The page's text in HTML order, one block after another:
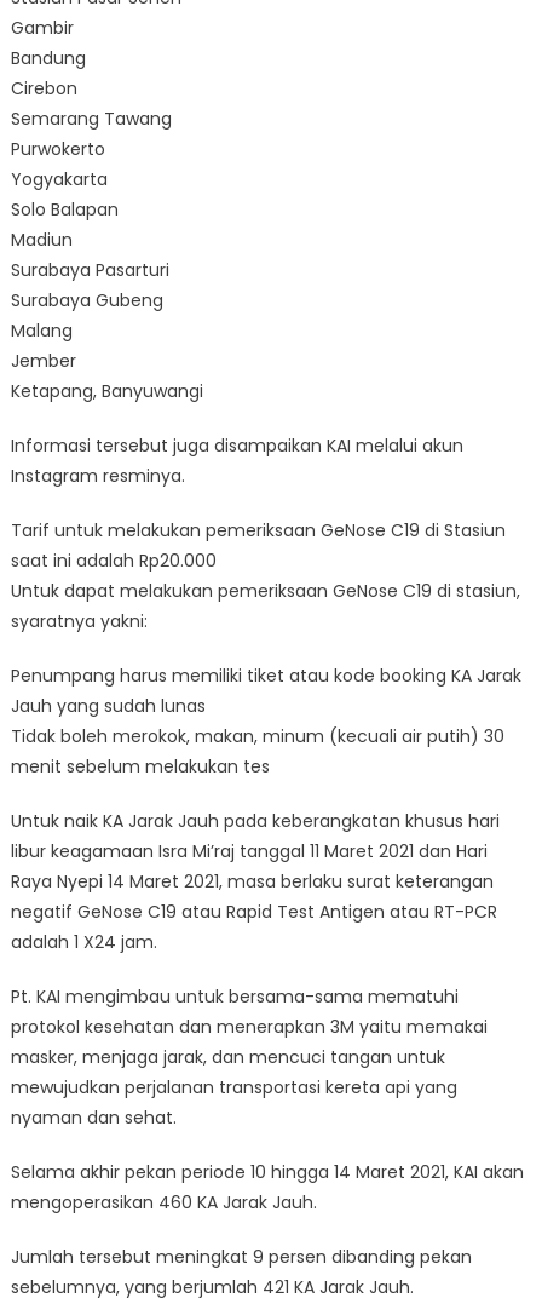
Gambir
Bandung
Cirebon
Semarang Tawang
Purwokerto
Yogyakarta
Solo Balapan
Madiun
Surabaya Pasarturi
Surabaya Gubeng
Malang
Jember
Ketapang, Banyuwangi
Informasi tersebut juga disampaikan KAI melalui akun
Instagram resminya.
Tarif untuk melakukan pemeriksaan GeNose C19 di Stasiun
saat ini adalah Rp20.000
Untuk dapat melakukan pemeriksaan GeNose C19 di stasiun,
syaratnya yakni:
Penumpang harus memiliki tiket atau kode booking KA Jarak
Jauh yang sudah lunas
Tidak boleh merokok, makan, minum (kecuali air putih) 30
menit sebelum melakukan tes
Untuk naik KA Jarak Jauh pada keberangkatan khusus hari
libur keagamaan Isra Mi’raj tanggal 11 Maret 2021 dan Hari
Raya Nyepi 14 Maret 2021, masa berlaku surat keterangan
negatif GeNose C19 atau Rapid Test Antigen atau RT-PCR
adalah 1 X24 jam.
Pt. KAI mengimbau untuk bersama-sama mematuhi
protokol kesehatan dan menerapkan 3M yaitu memakai
masker, menjaga jarak, dan mencuci tangan untuk
mewujudkan perjalanan transportasi kereta api yang
nyaman dan sehat.
Selama akhir pekan periode 10 hingga 14 Maret 2021, KAI akan
mengoperasikan 460 KA Jarak Jauh.
Jumlah tersebut meningkat 9 persen dibanding pekan
sebelumnya, yang berjumlah 421 KA Jarak Jauh.